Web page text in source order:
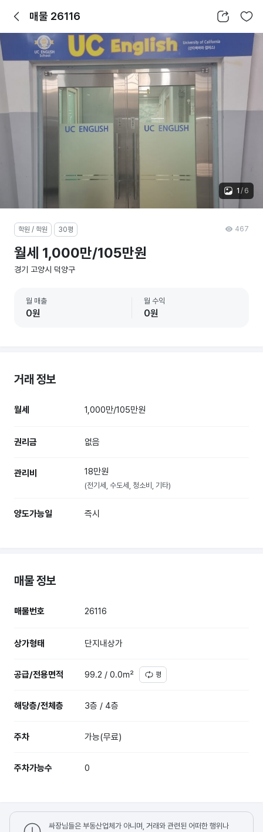
뒤로가기매물 26116 공유하기 찜하기
1 / 6
학원 / 학원 30평
월세 1,000만/105만원
경기 고양시 덕양구
월 매출
0원
월 수익
0원
467
거래 정보
월세 1,000만/105만원
권리금 없음
관리비 18만원
(전기세, 수도세, 청소비, 기타)
양도가능일 즉시
매물 정보
매물번호 26116
상가형태 단지내상가
공급/전용면적 99.2 / 0.0㎡ 평
해당층/전체층 3층 / 4층
주차 가능(무료)
주차가능수 0
싸장님들은 부동산업체가 아니며, 거래와 관련된 어떠한 행위나